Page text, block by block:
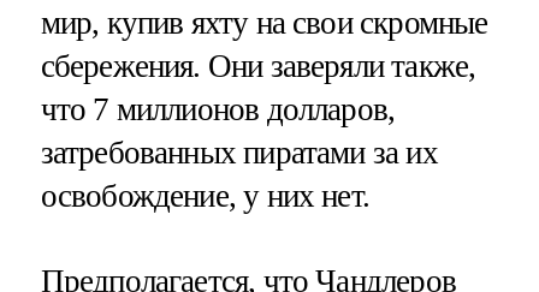
мир, купив яхту на свои скромные
сбережения. Они заверяли также,
что 7 миллионов долларов,
затребованных пиратами за их
освобождение, у них нет.
Предполагается, что Чандлеров